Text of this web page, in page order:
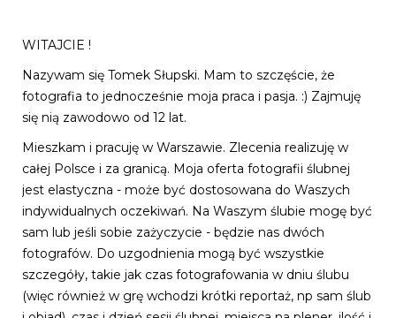
WITAJCIE !
Nazywam się Tomek Słupski. Mam to szczęście, że
fotografia to jednocześnie moja praca i pasja. :) Zajmuję
się nią zawodowo od 12 lat.
Mieszkam i pracuję w Warszawie. Zlecenia realizuję w
całej Polsce i za granicą. Moja oferta fotografii ślubnej
jest elastyczna - może być dostosowana do Waszych
indywidualnych oczekiwań. Na Waszym ślubie mogę być
sam lub jeśli sobie zażyczycie - będzie nas dwóch
fotografów. Do uzgodnienia mogą być wszystkie
szczegóły, takie jak czas fotografowania w dniu ślubu
(więc również w grę wchodzi krótki reportaż, np sam ślub